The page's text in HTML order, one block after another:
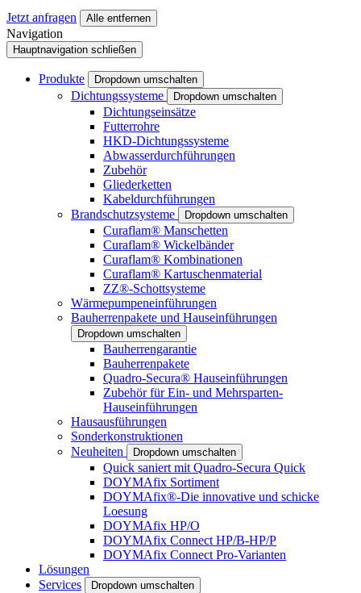
Jetzt anfragen Alle entfernen
Navigation
Hauptnavigation schließen
Produkte Dropdown umschalten
Dichtungssysteme Dropdown umschalten
Dichtungseinsätze
Futterrohre
HKD-Dichtungssysteme
Abwasserdurchführungen
Zubehör
Gliederketten
Kabeldurchführungen
Brandschutzsysteme
Dropdown umschalten
Curaflam® Manschetten
Curaflam® Wickelbänder
Curaflam® Kombinationen
Curaflam® Kartuschenmaterial
ZZ®-Schottsysteme
Wärmepumpeneinführungen
Bauherrenpakete und Hauseinführungen
Dropdown umschalten
Bauherrengarantie
Bauherrenpakete
Quadro-Secura® Hauseinführungen
Zubehör für Ein- und Mehrsparten-
Hauseinführungen
Hausausführungen
Sonderkonstruktionen
Neuheiten
Dropdown umschalten
Quick saniert mit Quadro-Secura Quick
DOYMAfix Sortiment
DOYMAfix®-Die innovative und schicke
Loesung
DOYMAfix HP/O
DOYMAfix Connect HP/B-HP/P
DOYMAfix Connect Pro-Varianten
Lösungen
Services
Dropdown umschalten